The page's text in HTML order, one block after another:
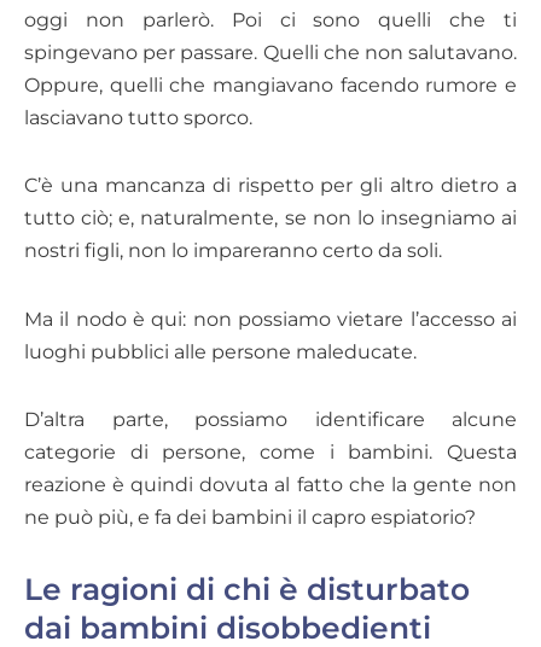
oggi non parlerò. Poi ci sono quelli che ti
spingevano per passare. Quelli che non salutavano.
Oppure, quelli che mangiavano facendo rumore e
lasciavano tutto sporco.
C’è una mancanza di rispetto per gli altro dietro a
tutto ciò; e, naturalmente, se non lo insegniamo ai
nostri figli, non lo impareranno certo da soli.
Ma il nodo è qui: non possiamo vietare l’accesso ai
luoghi pubblici alle persone maleducate.
D’altra parte, possiamo identificare alcune
categorie di persone, come i bambini. Questa
reazione è quindi dovuta al fatto che la gente non
ne può più, e fa dei bambini il capro espiatorio?
Le ragioni di chi è disturbato
dai bambini disobbedienti